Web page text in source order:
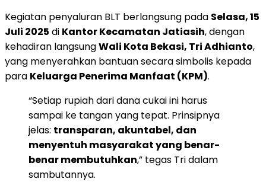
Kegiatan penyaluran BLT berlangsung pada Selasa, 15
Juli 2025 di Kantor Kecamatan Jatiasih, dengan
kehadiran langsungWali Kota Bekasi, Tri Adhianto,
yang menyerahkan bantuan secara simbolis kepada
para Keluarga Penerima Manfaat (KPM).
“Setiap rupiah dari dana cukai ini harus
sampai ke tangan yang tepat. Prinsipnya
jelas: transparan, akuntabel, dan
menyentuh masyarakat yang benar-
benar membutuhkan,” tegas Tri dalam
sambutannya.